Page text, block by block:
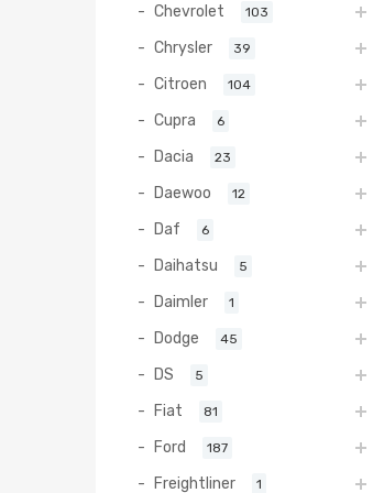
Chevrolet 103
Chrysler 39
Citroen 104
Cupra 6
Dacia 23
Daewoo 12
Daf 6
Daihatsu 5
Daimler 1
Dodge 45
DS 5
Fiat 81
Ford 187
Freightliner 1